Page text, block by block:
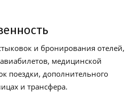
и бронирования отелей,
медицинской
поездки, дополнительного
и трансфера.